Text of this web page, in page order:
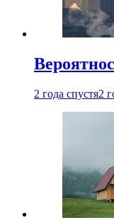
2 года спустя2